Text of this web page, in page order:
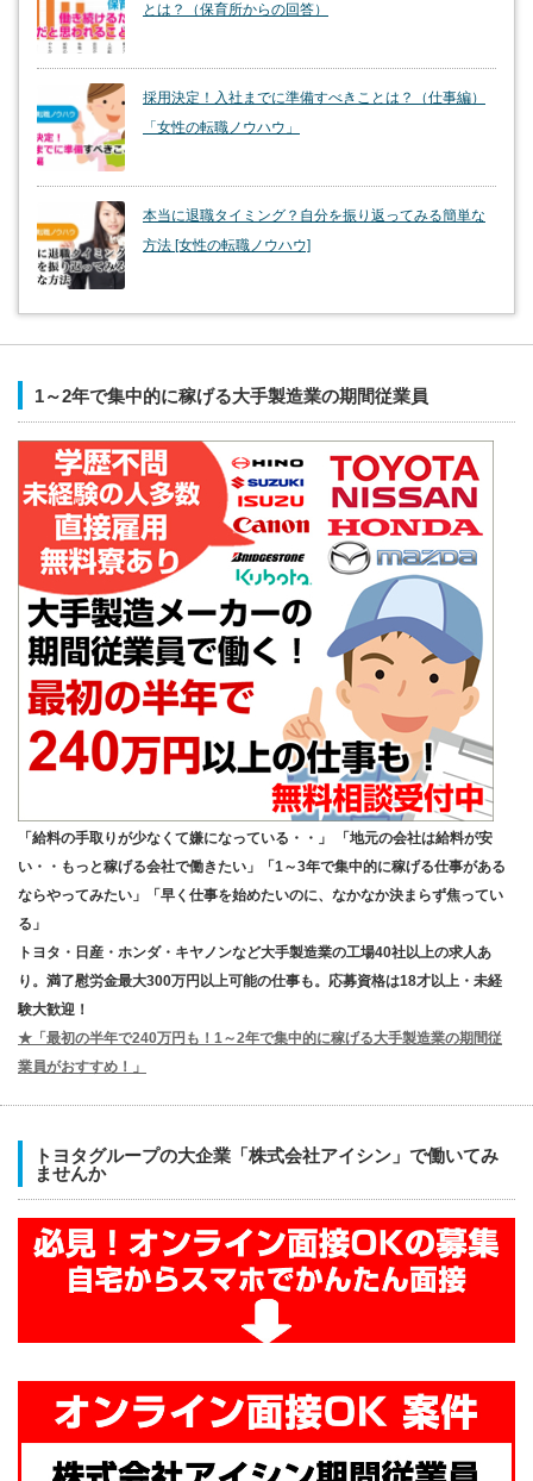
とは？（保育所からの回答）
採用決定！入社までに準備すべきことは？（仕事編）
「女性の転職ノウハウ」
本当に退職タイミング？自分を振り返ってみる簡単な
方法 [女性の転職ノウハウ]
1～2年で集中的に稼げる大手製造業の期間従業員
「給料の手取りが少なくて嫌になっている・・」 「地元の会社は給料が安
い・・もっと稼げる会社で働きたい」「1～3年で集中的に稼げる仕事がある
ならやってみたい」「早く仕事を始めたいのに、なかなか決まらず焦ってい
る」
トヨタ・日産・ホンダ・キヤノンなど大手製造業の工場40社以上の求人あ
り。満了慰労金最大300万円以上可能の仕事も。応募資格は18才以上・未経
験大歓迎！
★「最初の半年で240万円も！1～2年で集中的に稼げる大手製造業の期間従
業員がおすすめ！」
トヨタグループの大企業「株式会社アイシン」で働いてみ
ませんか